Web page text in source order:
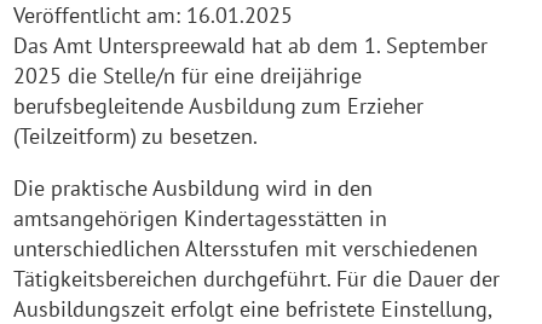
Veröffentlicht am: 16.01.2025
Das Amt Unterspreewald hat ab dem 1. September
2025 die Stelle/n für eine dreijährige
berufsbegleitende Ausbildung zum Erzieher
(Teilzeitform) zu besetzen.
Die praktische Ausbildung wird in den
amtsangehörigen Kindertagesstätten in
unterschiedlichen Altersstufen mit verschiedenen
Tätigkeitsbereichen durchgeführt. Für die Dauer der
Ausbildungszeit erfolgt eine befristete Einstellung,